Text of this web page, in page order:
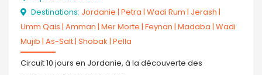
Destinations: Jordanie | Petra | Wadi Rum | Jerash |
Umm Qais | Amman | Mer Morte | Feynan | Madaba | Wadi
Mujib | As-Salt| Shobak | Pella
Circuit 10 jours en Jordanie, à la découverte des